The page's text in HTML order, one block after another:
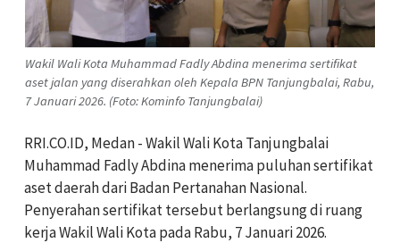
​Wakil Wali Kota Muhammad Fadly Abdina menerima sertifikat
aset jalan yang diserahkan oleh Kepala BPN Tanjungbalai, Rabu,
7 Januari 2026. (Foto: Kominfo Tanjungbalai)
RRI.CO.ID, Medan - Wakil Wali Kota Tanjungbalai
Muhammad Fadly Abdina menerima puluhan sertifikat
aset daerah dari Badan Pertanahan Nasional.
Penyerahan sertifikat tersebut berlangsung di ruang
kerja Wakil Wali Kota pada Rabu, 7 Januari 2026.